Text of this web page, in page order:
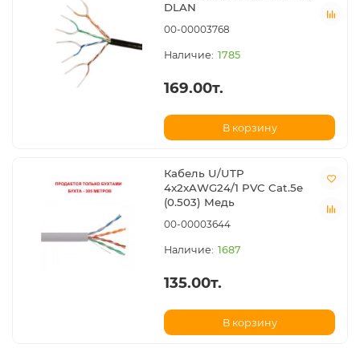
DLAN
00-00003768
1785
169.00т.
В корзину
Кабель U/UTP
4x2xAWG24/1 PVC Cat.5e
(0.503) Медь
00-00003644
1687
135.00т.
В корзину